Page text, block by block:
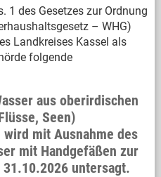
1 des Gesetzes zur Ordnung
– WHG)
Landkreises Kassel als
folgende
aus oberirdischen
Seen)
mit Ausnahme des
mit Handgefäßen zur
untersagt.